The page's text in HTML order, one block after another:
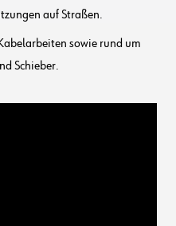
auf Straßen.
sowie rund um
Schieber.